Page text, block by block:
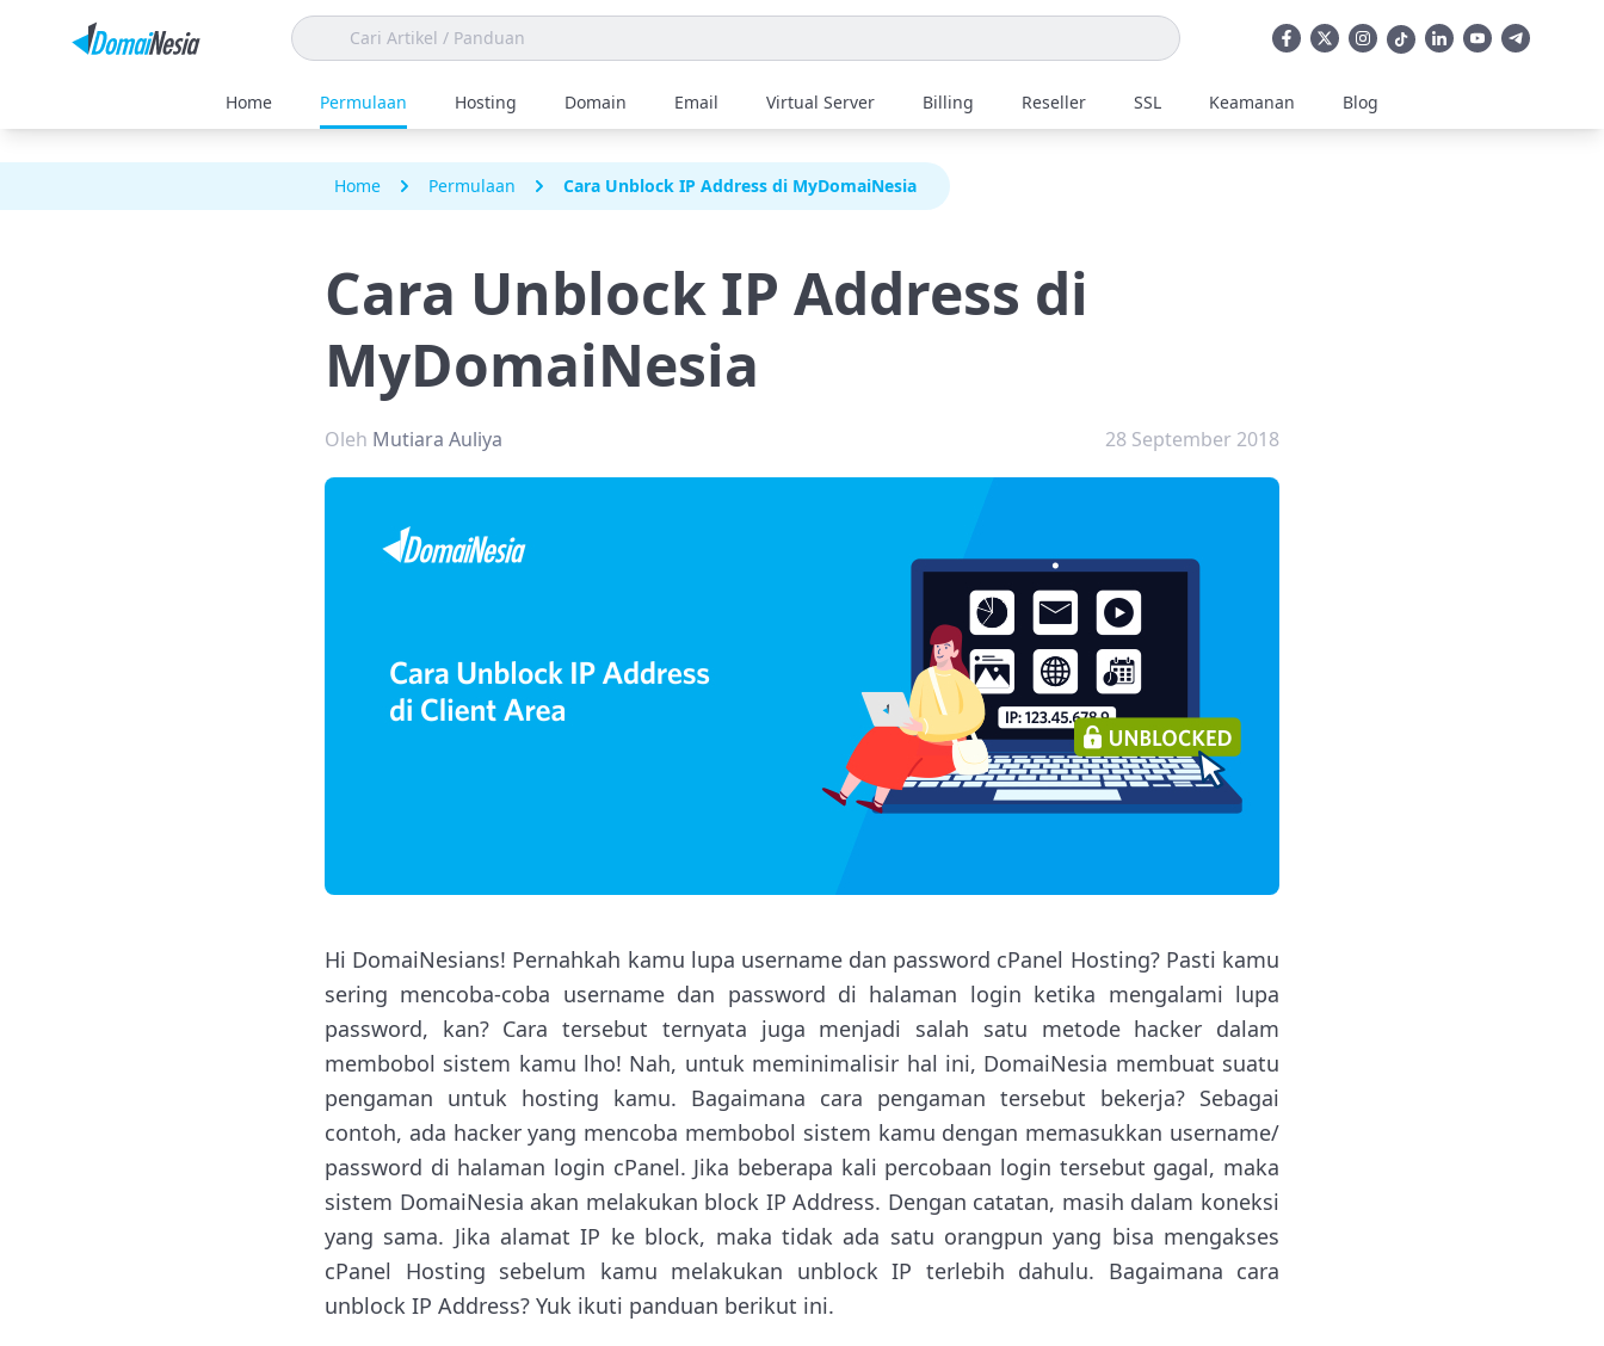
Home Permulaan Hosting Domain Email Virtual Server Billing Reseller SSL Keamanan Blog
Home Permulaan Cara Unblock IP Address di MyDomaiNesia
Cara Unblock IP Address di
MyDomaiNesia
Oleh Mutiara Auliya 28 September 2018
Hi DomaiNesians! Pernahkah kamu lupa username dan password cPanel Hosting? Pasti kamu
sering mencoba-coba username dan password di halaman login ketika mengalami lupa
password, kan? Cara tersebut ternyata juga menjadi salah satu metode hacker dalam
membobol sistem kamu lho! Nah, untuk meminimalisir hal ini, DomaiNesia membuat suatu
pengaman untuk hosting kamu. Bagaimana cara pengaman tersebut bekerja? Sebagai
contoh, ada hacker yang mencoba membobol sistem kamu dengan memasukkan username/
password di halaman login cPanel. Jika beberapa kali percobaan login tersebut gagal, maka
sistem DomaiNesia akan melakukan block IP Address. Dengan catatan, masih dalam koneksi
yang sama. Jika alamat IP ke block, maka tidak ada satu orangpun yang bisa mengakses
cPanel Hosting sebelum kamu melakukan unblock IP terlebih dahulu. Bagaimana cara
unblock IP Address? Yuk ikuti panduan berikut ini.